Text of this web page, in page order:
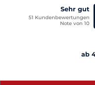
Sehr gut
51 Kundenbewertungen
Note von 10
ab